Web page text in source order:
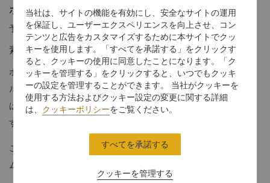
ホライゾン デラックスルーム
予約受付窓口の電話番号 1 866 565 5050
素晴らしい眺めとパーソナライズされた特典
ホライゾン デラックスルームは、広々としたデザインとナチュラ
ルでクールな色調のモダンな装飾が特徴です。ご滞在のお客様
は、40階にあるホライゾンクラブ ラウンジをご利用いただけま
す。
これらのお部屋は、ビジネスまたはレジャーでのご旅行に、シー
ムレスなサービスと充実した特典をお求めのお客様に最適です。
当社は、サイトの機能を有効にし、安全なサイトの運用
を保証し、ユーザーエクスペリエンスを向上させ、コン
テンツと広告をカスタマイズするために本サイトでクッ
キーを使用します。「すべてを承諾する」をクリックす
ると、クッキーの使用に同意したことになります。「ク
ッキーを管理する」をクリックすると、いつでもクッキ
ーの設定を管理することができます。 当社がクッキーを
使用する方法およびクッキー設定の変更に関する詳細
は、 クッキーポリシーをご覧ください。
クッキーを管理する
すべてを承諾する